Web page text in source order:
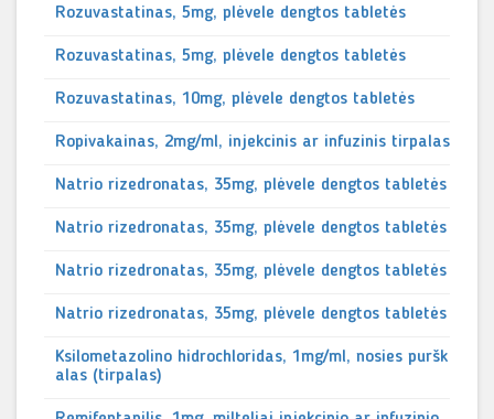
Rozuvastatinas, 5mg, plėvele dengtos tabletės
Rozuvastatinas, 5mg, plėvele dengtos tabletės
Rozuvastatinas, 10mg, plėvele dengtos tabletės
Ropivakainas, 2mg/ml, injekcinis ar infuzinis tirpalas
Natrio rizedronatas, 35mg, plėvele dengtos tabletės
Natrio rizedronatas, 35mg, plėvele dengtos tabletės
Natrio rizedronatas, 35mg, plėvele dengtos tabletės
Natrio rizedronatas, 35mg, plėvele dengtos tabletės
Ksilometazolino hidrochloridas, 1mg/ml, nosies puršk
alas (tirpalas)